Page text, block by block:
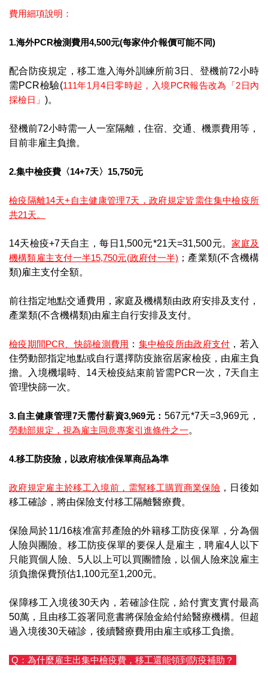
費用細項說明：
1.海外PCR檢測費用4,500元(每家仲介報價可能不同)
配合防疫規定，移工進入海外訓練所前3日、登機前72小時
需PCR檢驗(111年1月4日零時起，入境PCR報告改為「2日內
採檢日」 )。
登機前72小時需一人一室隔離，住宿、交通、機票費用等，
目前非雇主負擔。
2.集中檢疫費〈14+7天〉15,750元
檢疫隔離14天+自主健康管理7天，政府規定皆需住集中檢疫所
共21天。
14天檢疫+7天自主，每日1,500元*21天=31,500元。家庭及
機構類雇主支付一半15,750元(政府付一半) ；產業類(不含機構
類)雇主支付全額。
前往指定地點交通費用，家庭及機構類由政府安排及支付，
產業類(不含機構類)由雇主自行安排及支付。
檢疫期間PCR、快篩檢測費用 ： 集中檢疫所由政府支付 ，若入
住勞動部指定地點或自行選擇防疫旅宿居家檢疫，由雇主負
擔。入境機場時、14天檢疫結束前皆需PCR一次，7天自主
管理快篩一次。
3.自主健康管理7天需付薪資3,969元： 567元*7天=3,969元，
勞動部規定，視為雇主同意專案引進條件之一。
4.移工防疫險，以政府核准保單商品為準
政府規定雇主於移工入境前，需幫移工購買商業保險，日後如
移工確診，將由保險支付移工隔離醫療費。
保險局於11/16核准富邦產險的外籍移工防疫保單，分為個
人險與團險。移工防疫保單的要保人是雇主，聘雇4人以下
只能買個人險、5人以上可以買團體險，以個人險來說雇主
須負擔保費預估1,100元至1,200元。
保障移工入境後30天內，若確診住院，給付實支實付最高
50萬，且由移工簽署同意書將保險金給付給醫療機構。但超
過入境後30天確診，後續醫療費用由雇主或移工負擔。
Q ：為什麼雇主出集中檢疫費，移工還能領到防疫補助？